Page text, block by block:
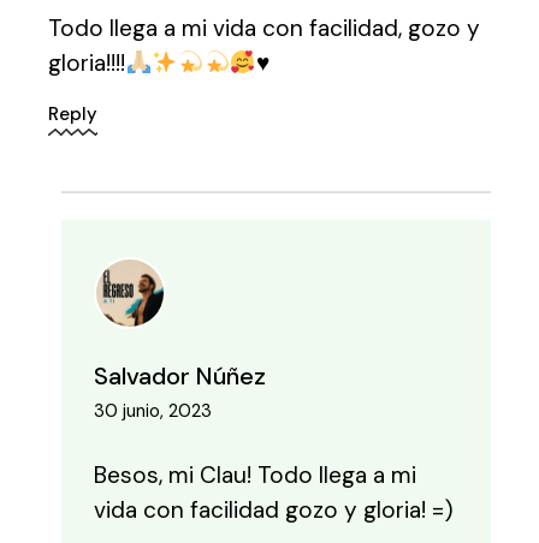
Todo llega a mi vida con facilidad, gozo y
gloria!!!!
♥️
Reply
Salvador Núñez
30 junio, 2023
Besos, mi Clau! Todo llega a mi
vida con facilidad gozo y gloria! =)